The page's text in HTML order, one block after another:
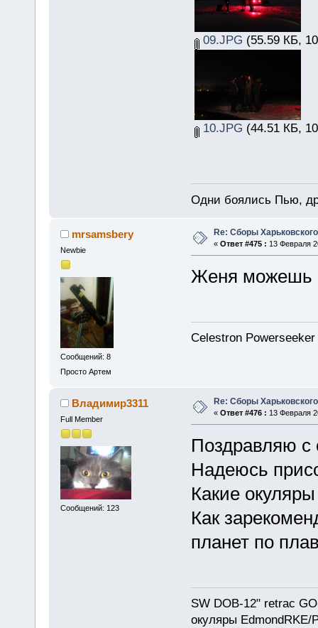
09.JPG (55.59 КБ,
10.JPG (44.51 КБ,
Одни боялись Пью,
mrsamsbery
Newbie
Сообщений: 8
Просто Артем
Re: Сборы
« Ответ #475 : 13 Февраля
Женя можешь
Celestron
Владимир3311
Full Member
Сообщений: 123
Re: Сборы
« Ответ #476 : 13 Февраля
Поздравляю с
Надеюсь
Какие
Как
планет по
SW DOB-12" retrac
окуляры EdmondRKE/